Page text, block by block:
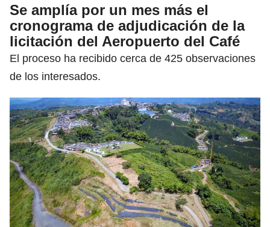
Se amplía por un mes más el
cronograma de adjudicación de la
licitación del Aeropuerto del Café
El proceso ha recibido cerca de 425 observaciones
de los interesados.